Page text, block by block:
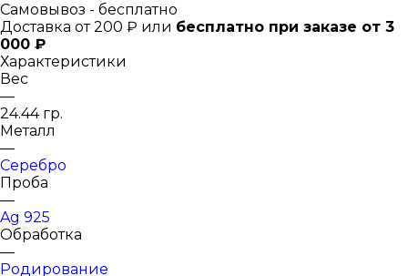
Самовывоз - бесплатно
Доставка от 200 ₽ или бесплатно при заказе от 3
000 ₽
Характеристики
Вес
—
24.44 гр.
Металл
—
Серебро
Проба
—
Ag 925
Обработка
—
Родирование